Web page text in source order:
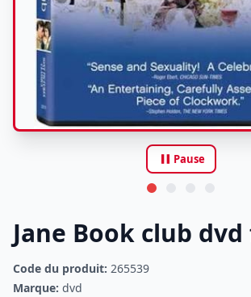
pause Pause
Jane Book club
Code du produit: 265539
Marque: dvd